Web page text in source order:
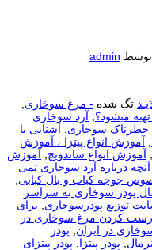
توسط admin
تگ شده - مرغ سوخاری,
میشود؟, آرد سوخاری
خطرناک سوخاری, آشنایی با
, آموزش انواع پیتزا ، آموزش
, آموزش انواع ساندویچ, آموزش
آنچه درباره آرد سوخاری نمی
جوجه کباب و بال کبابی,
پودر سوخاری به سراسر
توزیع پودرسوخاری, برای
كردن مرغ سوخاری در
در ایران, پودر
, پودر پیتزا, پودر پیتزای